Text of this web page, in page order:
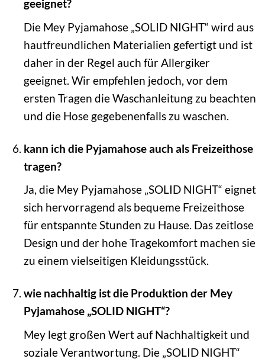
geeignet?
Die Mey Pyjamahose „SOLID NIGHT“ wird aus
hautfreundlichen Materialien gefertigt und ist
daher in der Regel auch für Allergiker
geeignet. Wir empfehlen jedoch, vor dem
ersten Tragen die Waschanleitung zu beachten
und die Hose gegebenenfalls zu waschen.
kann ich die Pyjamahose auch als Freizeithose
tragen?
Ja, die Mey Pyjamahose „SOLID NIGHT“ eignet
sich hervorragend als bequeme Freizeithose
für entspannte Stunden zu Hause. Das zeitlose
Design und der hohe Tragekomfort machen sie
zu einem vielseitigen Kleidungsstück.
wie nachhaltig ist die Produktion der Mey
Pyjamahose „SOLID NIGHT“?
Mey legt großen Wert auf Nachhaltigkeit und
soziale Verantwortung. Die „SOLID NIGHT“